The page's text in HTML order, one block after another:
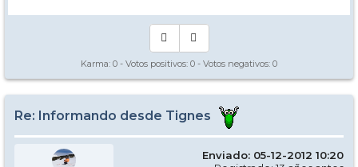
Karma: 0 - Votos positivos: 0 - Votos negativos: 0
Re: Informando desde Tignes
Enviado: 05-12-2012 10:20